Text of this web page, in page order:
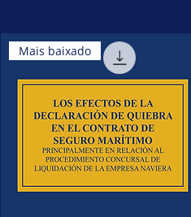
Mais baixado